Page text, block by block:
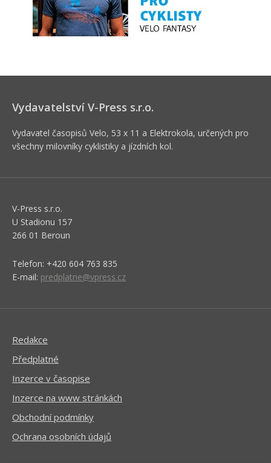
Vydavatelství V-Press s.r.o.
Vydavatel časopisů Velo, 53 x 11 a Elektrokola, určených pro
všechny milovníky cyklistiky a jízdních kol.
V-Press s.r.o.
U Stadionu 157
266 01 Beroun
Telefon: +420 604 763 835
E-mail: predplatne@vpress.cz
Redakce
Předplatné
Inzerce v časopise
Inzerce na www stránkách
Obchodní podmínky
Ochrana osobních údajů